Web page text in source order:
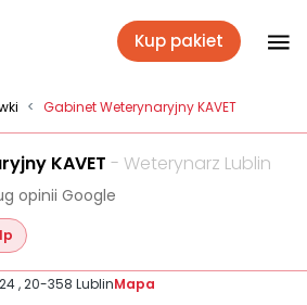
Kup pakiet
< Gabinet Weterynaryjny KAVET
KAVET - Weterynarz Lublin
opinii Google
, 20-358 LublinMapa